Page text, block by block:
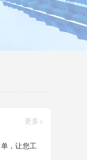
更多>
，让您工